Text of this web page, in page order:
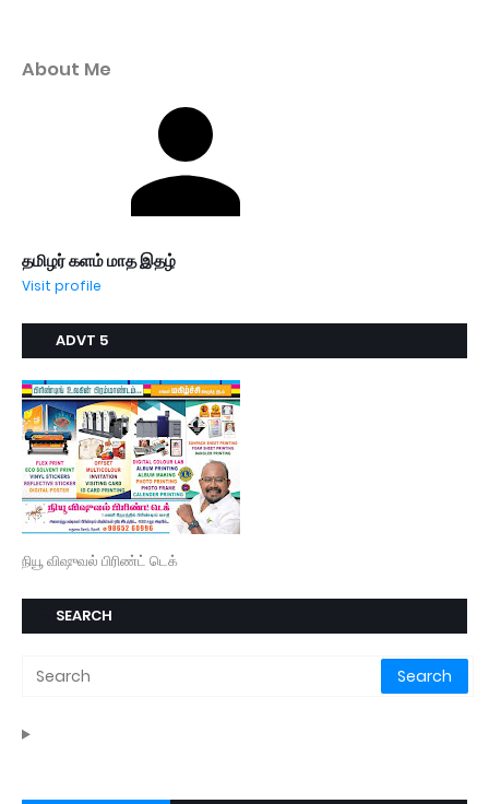
About Me
தமிழர் களம் மாத இதழ்
Visit profile
ADVT 5
நியூ விஷுவல் பிரிண்ட் டெக்
SEARCH